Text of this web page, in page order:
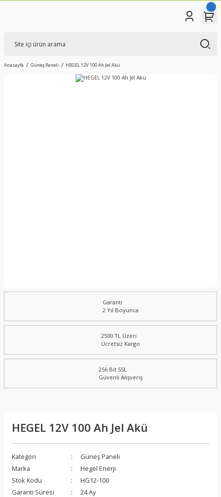
Anasayfa Güneş Paneli HEGEL 12V 100 Ah Jel Akü
Garanti
2 Yıl Boyunca
2500 TL Üzeri
Ücretsiz Kargo
256 Bit SSL
Güvenli Alışveriş
HEGEL 12V 100 Ah Jel Akü
Kategori
Güneş Paneli
Marka
Hegel Enerji
Stok Kodu
HG12-100
Garanti Süresi
24 Ay